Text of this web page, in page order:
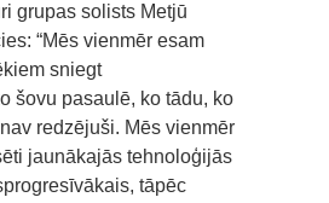
grupas solists Metjū
“Mēs vienmēr esam
sniegt
šovu pasaulē, ko tādu, ko
redzējuši. Mēs vienmēr
jaunākajās tehnoloģijās
tāpēc